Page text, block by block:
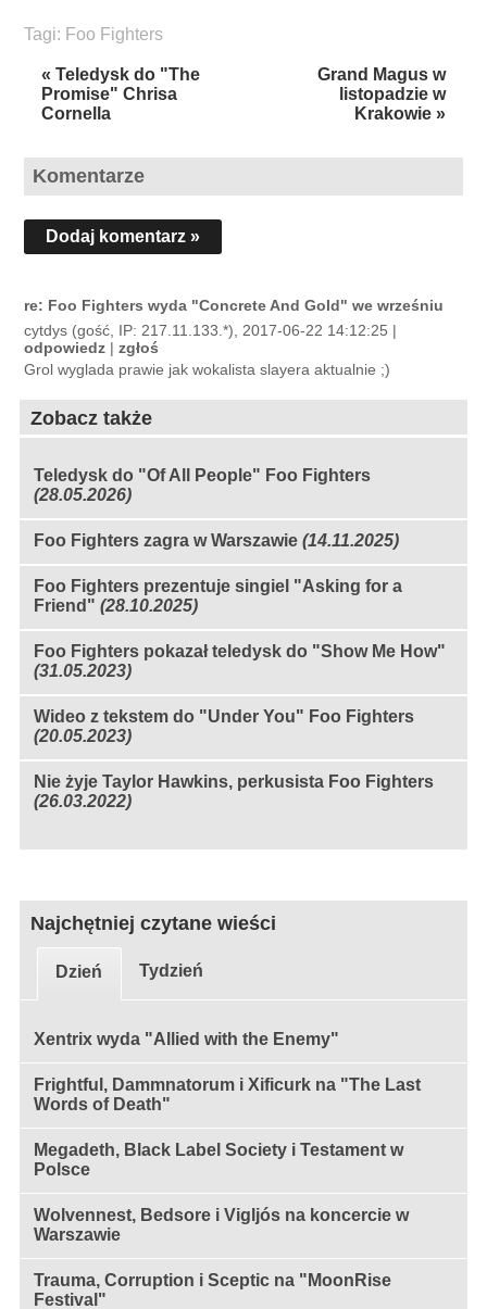
Tagi: Foo Fighters
« Teledysk do "The
Promise" Chrisa
Cornella
Grand Magus w
listopadzie w
Krakowie »
Komentarze
Dodaj komentarz »
re: Foo Fighters wyda "Concrete And Gold" we wrześniu
cytdys (gość, IP: 217.11.133.*), 2017-06-22 14:12:25 |
odpowiedz |zgłoś
Grol wyglada prawie jak wokalista slayera aktualnie ;)
Zobacz także
Teledysk do "Of All People" Foo Fighters
(28.05.2026)
Foo Fighters zagra w Warszawie (14.11.2025)
Foo Fighters prezentuje singiel "Asking for a
Friend" (28.10.2025)
Foo Fighters pokazał teledysk do "Show Me How"
(31.05.2023)
Wideo z tekstem do "Under You" Foo Fighters
(20.05.2023)
Nie żyje Taylor Hawkins, perkusista Foo Fighters
(26.03.2022)
Najchętniej czytane wieści
Dzień Tydzień
Xentrix wyda "Allied with the Enemy"
Frightful, Dammnatorum i Xificurk na "The Last
Words of Death"
Megadeth, Black Label Society i Testament w
Polsce
Wolvennest, Bedsore i Vigljós na koncercie w
Warszawie
Trauma, Corruption i Sceptic na "MoonRise
Festival"